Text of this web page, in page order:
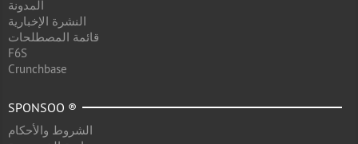
المدونة
النشرة الإخبارية
قائمة المصطلحات
F6S
Crunchbase
SPONSOO ®
الشروط والأحكام